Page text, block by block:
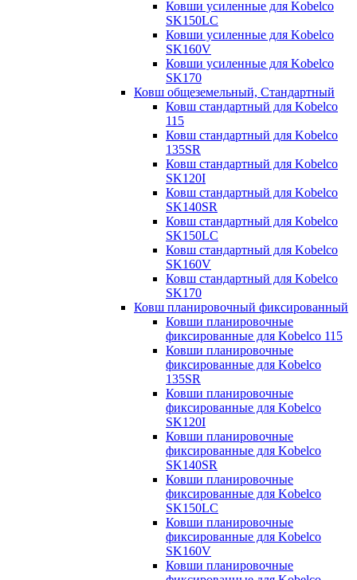
Ковши усиленные для Kobelco
SK150LC
Ковши усиленные для Kobelco
SK160V
Ковши усиленные для Kobelco
SK170
Ковш общеземельный, Стандартный
Ковш стандартный для Kobelco
115
Ковш стандартный для Kobelco
135SR
Ковш стандартный для Kobelco
SK120I
Ковш стандартный для Kobelco
SK140SR
Ковш стандартный для Kobelco
SK150LC
Ковш стандартный для Kobelco
SK160V
Ковш стандартный для Kobelco
SK170
Ковш планировочный фиксированный
Ковши планировочные
фиксированные для Kobelco 115
Ковши планировочные
фиксированные для Kobelco
135SR
Ковши планировочные
фиксированные для Kobelco
SK120I
Ковши планировочные
фиксированные для Kobelco
SK140SR
Ковши планировочные
фиксированные для Kobelco
SK150LC
Ковши планировочные
фиксированные для Kobelco
SK160V
Ковши планировочные